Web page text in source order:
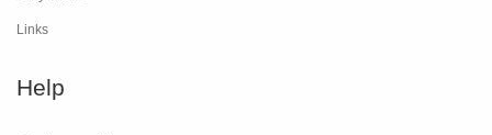
Links
Help